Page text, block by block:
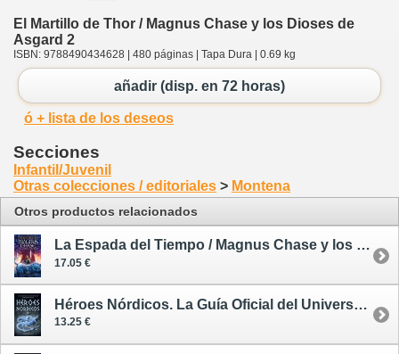
El Martillo de Thor / Magnus Chase y los Dioses de
Asgard 2
ISBN: 9788490434628 | 480 páginas | Tapa Dura | 0.69 kg
añadir (disp. en 72 horas)
ó + lista de los deseos
Secciones
Infantil/Juvenil
Otras colecciones / editoriales > Montena
Otros productos relacionados
La Espada del Tiempo / Magnus Chase y los Dioses de Asgard 1
17.05 €
Héroes Nórdicos. La Guía Oficial del Universo de Magnus Chase
13.25 €